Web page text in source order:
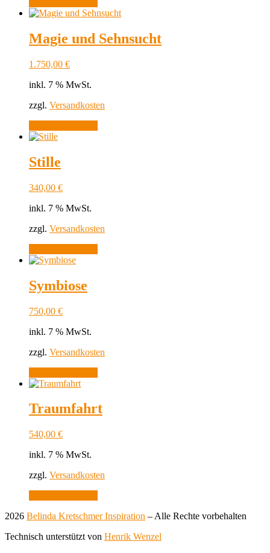
Magie und Sehnsucht
1.750,00 €
inkl. 7 % MwSt.
zzgl. Versandkosten
Stille
340,00 €
inkl. 7 % MwSt.
zzgl. Versandkosten
Symbiose
750,00 €
inkl. 7 % MwSt.
zzgl. Versandkosten
Traumfahrt
540,00 €
inkl. 7 % MwSt.
zzgl. Versandkosten
2026 Belinda Kretschmer Inspiration – Alle Rechte vorbehalten
Technisch unterstützt von Henrik Wenzel